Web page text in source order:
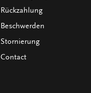
Rückzahlung
Beschwerden
Stornierung
Contact